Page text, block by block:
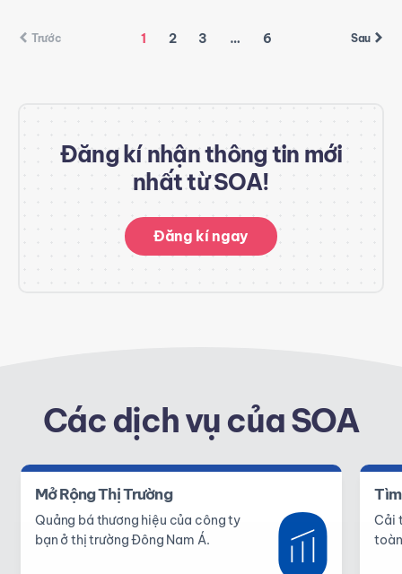
Trước 1 2 3 … 6 Sau
Đăng kí nhận thông tin mới
nhất từ SOA!
Đăng kí ngay
Các dịch vụ của SOA
Mở Rộng Thị Trường
Quảng bá thương hiệu của công ty
bạn ở thị trường Đông Nam Á.
Cải